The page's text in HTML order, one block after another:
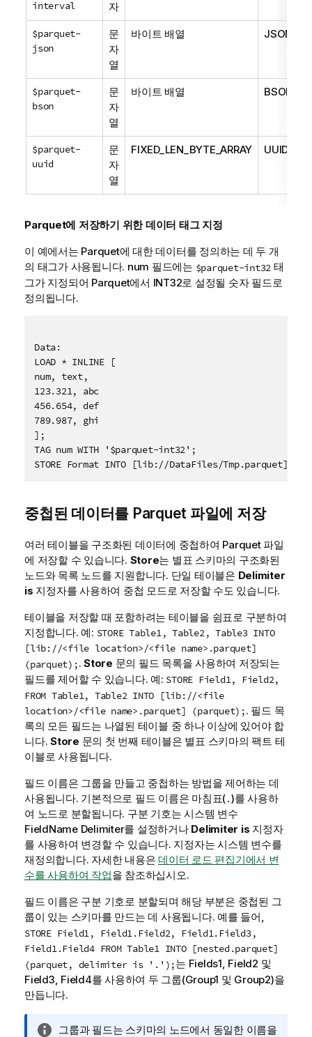
interval 자
$parquet-
json
문
자
열
바이트 배열 JSON
$parquet-
bson
문
자
열
바이트 배열 BSON
$parquet-
uuid
문
자
열
FIXED_LEN_BYTE_ARRAY UUID
Parquet에 저장하기 위한 데이터 태그 지정
이 예에서는 Parquet에 대한 데이터를 정의하는 데 두 개
의 태그가 사용됩니다. num 필드에는 $parquet-int32 태
그가 지정되어 Parquet에서 INT32로 설정될 숫자 필드로
정의됩니다.
Data:
LOAD * INLINE [
num, text,
123.321, abc
456.654, def
789.987, ghi
];
중첩된 데이터를 Parquet 파일에 저장
여러 테이블을 구조화된 데이터에 중첩하여 Parquet파일
에 저장할 수 있습니다. Store는 별표 스키마의 구조화된
노드와 목록 노드를 지원합니다. 단일 테이블은 Delimiter
is 지정자를 사용하여 중첩 모드로 저장할 수도 있습니다.
테이블을 저장할 때 포함하려는 테이블을 쉼표로 구분하여
지정합니다. 예: STORE Table1, Table2, Table3 INTO
[lib://<file location>/<file name>.parquet]
(parquet);. Store 문의 필드 목록을 사용하여 저장되는
필드를 제어할 수 있습니다. 예: STORE Field1, Field2,
FROM Table1, Table2 INTO [lib://<file
location>/<file name>.parquet] (parquet);. 필드 목
록의 모든 필드는 나열된 테이블 중 하나 이상에 있어야 합
니다. Store 문의 첫 번째 테이블은 별표 스키마의 팩트 테
이블로 사용됩니다.
필드 이름은 그룹을 만들고 중첩하는 방법을 제어하는 데
사용됩니다. 기본적으로 필드 이름은 마침표(.)를 사용하
여 노드로 분할됩니다. 구분 기호는 시스템 변수
FieldName Delimiter를 설정하거나 Delimiter is 지정자
를 사용하여 변경할 수 있습니다. 지정자는 시스템 변수를
재정의합니다. 자세한 내용은 데이터 로드 편집기에서 변
수를 사용하여 작업을 참조하십시오.
필드 이름은 구분 기호로 분할되며 해당 부분은 중첩된 그
룹이 있는 스키마를 만드는 데 사용됩니다. 예를 들어,
STORE Field1, Field1.Field2, Field1.Field3,
Field1.Field4 FROM Table1 INTO [nested.parquet]
(parquet, delimiter is '.');는 Fields1, Field2 및
Field3, Field4를 사용하여 두 그룹(Group1 및 Group2)을
만듭니다.
정
그룹과 필드는 스키마의 노드에서 동일한 이름을